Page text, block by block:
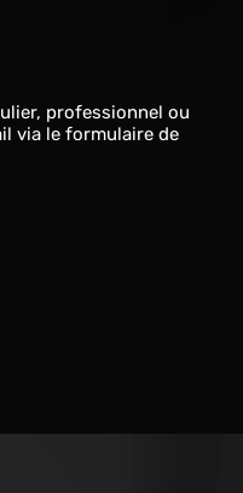
professionnel ou
via le formulaire de